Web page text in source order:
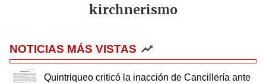
kirchnerismo
NOTICIAS MÁS VISTAS
Quintriqueo criticó la inacción de Cancillería ante